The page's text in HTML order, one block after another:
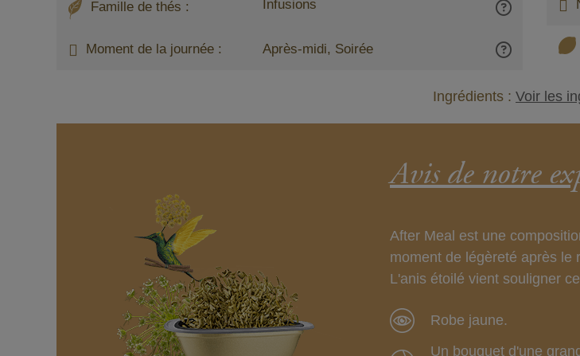
Famille de thés : Infusions
Moment de la journée : Après-midi, Soirée
Ingrédients : Voir les
Avis de notre
After Meal est une
moment de légèreté après le
L'anis étoilé vient souligner
Robe jaune.
Un bouquet d'une